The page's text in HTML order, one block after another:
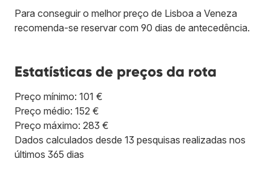
Para conseguir o melhor preço de Lisboa a Veneza
recomenda-se reservar com 90 dias de antecedência.
Estatísticas de preços da rota
Preço mínimo: 101 €
Preço médio: 152 €
Preço máximo: 283 €
Dados calculados desde 13 pesquisas realizadas nos
últimos 365 dias